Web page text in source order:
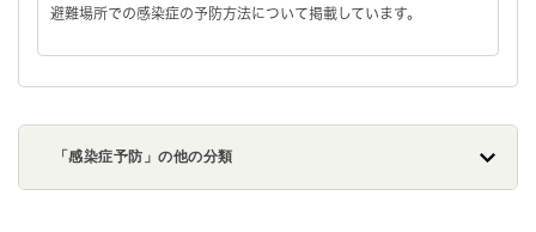
避難場所での感染症の予防方法について掲載しています。
「感染症予防」の他の分類